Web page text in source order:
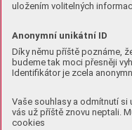
uložením volitelných
Anonymní unikátní ID
Díky němu příště poznáme,
budeme tak moci přesněji
Identifikátor je zcela
Vaše souhlasy a odmítnutí si
vás už příště znovu neptali.
cookies
Obsah